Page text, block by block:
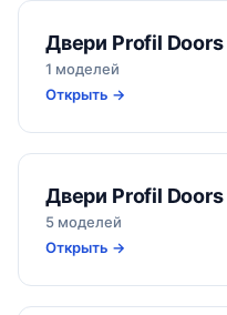
Двери Profil Doors
1 моделей
Открыть →
Двери Profil Doors
5 моделей
Открыть →